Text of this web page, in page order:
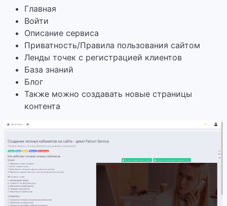
Главная
Войти
Описание сервиса
Приватность/Правила пользования сайтом
Ленды точек с регистрацией клиентов
База знаний
Блог
Также можно создавать новые страницы
контента